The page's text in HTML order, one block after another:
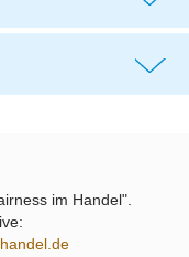
im Handel".